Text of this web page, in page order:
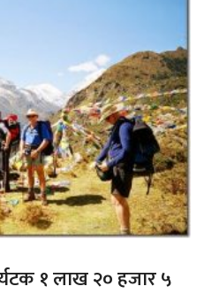
१ लाख २० हजार ५